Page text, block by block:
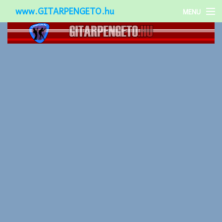
www.GITARPENGETO.hu MENU
Népszerű-